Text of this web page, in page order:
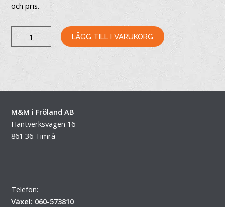
och pris.
SPECIALBYGGD
VERKSTADSCONTAINER
LÄGG TILL I VARUKORG
M&M i Fröland AB
Hantverksvägen 16
861 36 Timrå
Telefon:
Växel: 060-573810